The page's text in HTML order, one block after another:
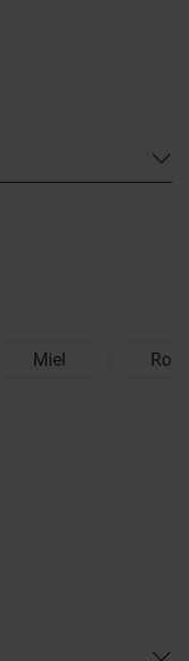
Miel Rosa